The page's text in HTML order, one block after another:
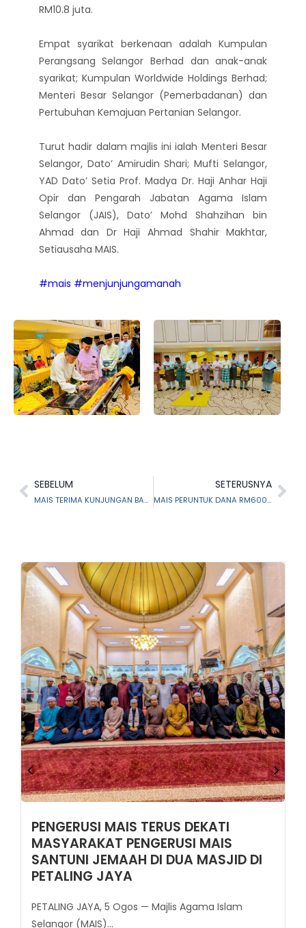
RM10.8 juta.
Empat syarikat berkenaan adalah Kumpulan
Perangsang Selangor Berhad dan anak-anak
syarikat; Kumpulan Worldwide Holdings Berhad;
Menteri Besar Selangor (Pemerbadanan) dan
Pertubuhan Kemajuan Pertanian Selangor.
Turut hadir dalam majlis ini ialah Menteri Besar
Selangor, Dato’ Amirudin Shari; Mufti Selangor,
YAD Dato’ Setia Prof. Madya Dr. Haji Anhar Haji
Opir dan Pengarah Jabatan Agama Islam
Selangor (JAIS), Dato’ Mohd Shahzihan bin
Ahmad dan Dr Haji Ahmad Shahir Makhtar,
Setiausaha MAIS.
#mais #menjunjungamanah
SEBELUM
MAIS TERIMA KUNJUNGAN BANK NEGARA MALAYSIA
SETERUSNYA
MAIS PERUNTUK DANA RM600,000 SETAHUN, BANTU ANAK YATIM
PENGERUSI MAIS TERUS DEKATI
MASYARAKAT PENGERUSI MAIS
SANTUNI JEMAAH DI DUA MASJID DI
PETALING JAYA
PETALING JAYA, 5 Ogos — Majlis Agama Islam
Selangor (MAIS)...